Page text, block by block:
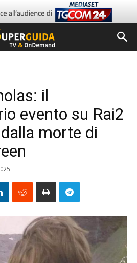
il
evento su Rai2
morte di